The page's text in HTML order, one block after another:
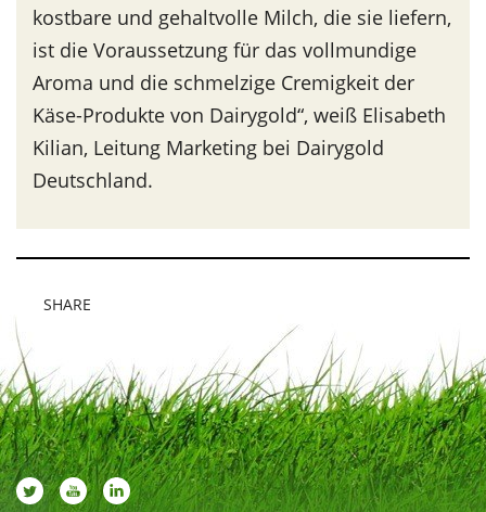
kostbare und gehaltvolle Milch, die sie liefern,
ist die Voraussetzung für das vollmundige
Aroma und die schmelzige Cremigkeit der
Käse-Produkte von Dairygold“, weiß Elisabeth
Kilian, Leitung Marketing bei Dairygold
Deutschland.
SHARE